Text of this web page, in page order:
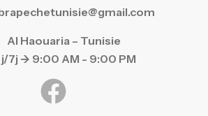
Al Haouaria – Tunisie
j/7j -> 9:00 AM - 9:00 PM